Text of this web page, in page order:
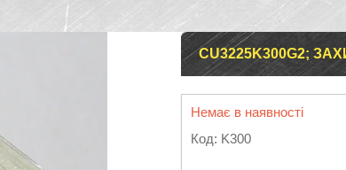
CU3225K300G2;
Немає в наявності
Код: K300